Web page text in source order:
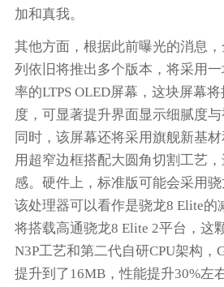
加和真我。
其他方面，根据此前曝光的消息
列依旧将推出多个版本，将采用
率的LTPS OLED屏幕，这块屏幕
度，可显著提升界面显示细腻度与
同时，该屏幕还将采用旗舰新基
用超窄边框搭配大圆角切割工艺
感。硬件上，标准版可能会采用骁
该处理器可以看作是骁龙8 Elite的
将搭载高通骁龙8 Elite 2平台，这
N3P工艺和第二代自研CPU架构，
提升到了16MB，性能提升30%左